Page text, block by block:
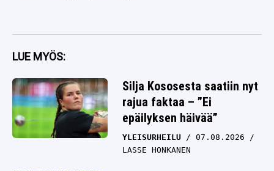
LUE MYÖS:
Silja Kososesta saatiin nyt
rajua faktaa – ”Ei
epäilyksen häivää”
YLEISURHEILU
07.08.2026
LASSE HONKANEN